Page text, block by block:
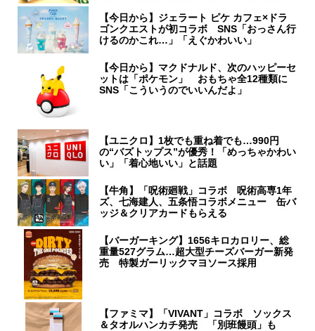
【今日から】ジェラート ピケ カフェ×ドラ
ゴンクエストが初コラボ SNS「おっさん行
けるのかこれ…」「えぐかわいい」
【今日から】マクドナルド、次のハッピーセ
ットは「ポケモン」 おもちゃ全12種類に
SNS「こういうのでいいんだよ」
【ユニクロ】1枚でも重ね着でも…990円
の“バズトップス”が優秀！「めっちゃかわい
い」「着心地いい」と話題
【牛角】「呪術廻戦」コラボ 呪術高専1年
ズ、七海建人、五条悟コラボメニュー 缶バ
ッジ＆クリアカードもらえる
【バーガーキング】1656キロカロリー、総
重量527グラム…超大型チーズバーガー新発
売 特製ガーリックマヨソース採用
【ファミマ】「VIVANT」コラボ ソックス
＆タオルハンカチ発売 「別班饅頭」も